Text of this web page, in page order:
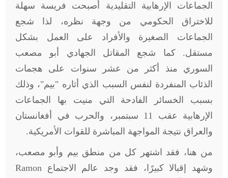
الجماعات الإرهابية التقليدية أصبحت فريسة سهلة
للاختراق الحكومي من وجهة نظره، لذا شجع
الجماعات الصغيرة والأفراد على العمل بشكل
مستقل. كما شجع المقاتل الجهادي أبو مصعب
السوري منذ أكثر من عشر سنوات على هجمات
الذئاب المنفردة لنفس السبب الذي أثاره "بيم"، وذلك
بسبب الخسائر الفادحة التي منيت بها الجماعات
الإرهابية عقب 11 سبتمبر، والحرب في أفغانستان
والعراق نتيجة المواجهة المباشرة للقوات الأمريكية.
من هنا، فقد اشتهر كل من منطق بيم وأبو مصعب،
وشهد إقبالا كبيرًا، فقد وجد عالم الاجتماع Ramon